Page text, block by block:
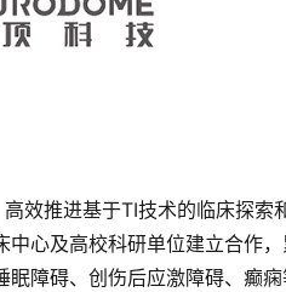
效推进基于TI技术的临床探索
心及高校科研单位建立合作
障碍、创伤后应激障碍、癫